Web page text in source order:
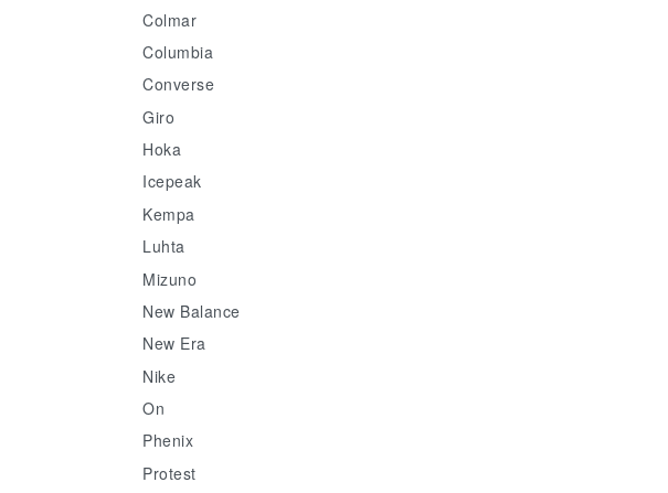
Colmar
Columbia
Converse
Giro
Hoka
Icepeak
Kempa
Luhta
Mizuno
New Balance
New Era
Nike
On
Phenix
Protest